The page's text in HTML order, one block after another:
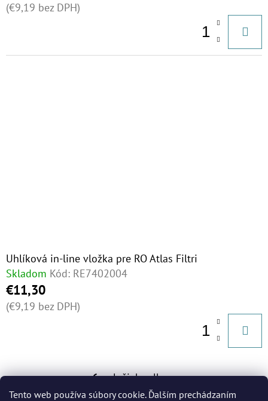
Tento web používa súbory cookie. Ďalším prechádzaním
(€9,19 bez DPH)
Uhlíková in-line vložka pre RO Atlas Filtri
Skladom Kód: RE7402004
€11,30
(€9,19 bez DPH)
6položiek celkom